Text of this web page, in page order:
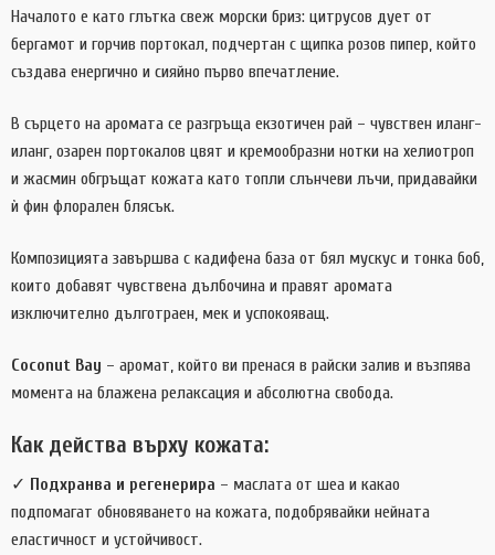
Началото е като глътка свеж морски бриз: цитрусов дует от
бергамот и горчив портокал, подчертан с щипка розов пипер, който
създава енергично и сияйно първо впечатление.
В сърцето на аромата се разгръща екзотичен рай – чувствен иланг-
иланг, озарен портокалов цвят и кремообразни нотки на хелиотроп
и жасмин обгръщат кожата като топли слънчеви лъчи, придавайки
ѝ фин флорален блясък.
Композицията завършва с кадифена база от бял мускус и тонка боб,
които добавят чувствена дълбочина и правят аромата
изключително дълготраен, мек и успокояващ.
Coconut Bay – аромат, който ви пренася в райски залив и възпява
момента на блажена релаксация и абсолютна свобода.
Как действа върху кожата:
✓ Подхранва и регенерира – маслата от шеа и какао
подпомагат обновяването на кожата, подобрявайки нейната
еластичност и устойчивост.